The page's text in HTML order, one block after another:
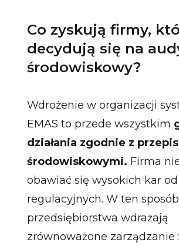
Co zyskują firmy,
decydują się na
środowiskowy?
Wdrożenie w organizacji
EMAS to przede wszystkim
działania zgodnie z
środowiskowymi. Firma
obawiać się wysokich kar
regulacyjnych. W ten sposób
przedsiębiorstwa wdrażają
zrównoważone zarządzanie